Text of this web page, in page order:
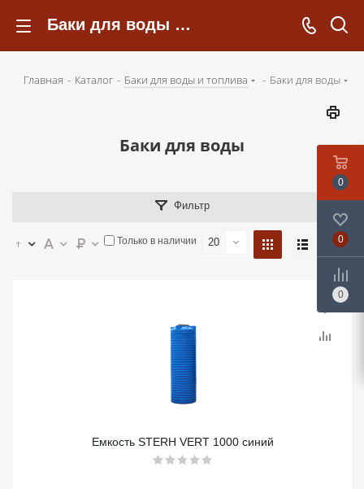
Баки для воды - kotelsochi.ru
Главная - Каталог - Баки для воды и топлива - Баки для воды
Баки для воды
Фильтр
20
Только в наличии
Емкость STERH VERT 1000 синий
0
0
0